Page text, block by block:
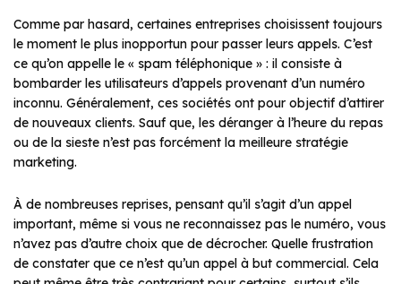
Comme par hasard, certaines entreprises choisissent toujours
le moment le plus inopportun pour passer leurs appels. C’est
ce qu’on appelle le « spam téléphonique » : il consiste à
bombarder les utilisateurs d’appels provenant d’un numéro
inconnu. Généralement, ces sociétés ont pour objectif d’attirer
de nouveaux clients. Sauf que, les déranger à l’heure du repas
ou de la sieste n’est pas forcément la meilleure stratégie
marketing.
À de nombreuses reprises, pensant qu’il s’agit d’un appel
important, même si vous ne reconnaissez pas le numéro, vous
n’avez pas d’autre choix que de décrocher. Quelle frustration
de constater que ce n’est qu’un appel à but commercial. Cela